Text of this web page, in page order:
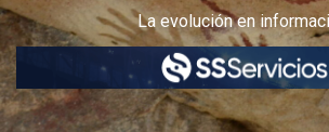
La evolución en